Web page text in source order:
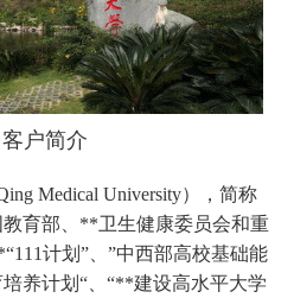
客户简介
Medical University），简称
育部、**卫生健康委员会和重
计划”、”中西部高校基础能
养计划“、“**建设高水平大学